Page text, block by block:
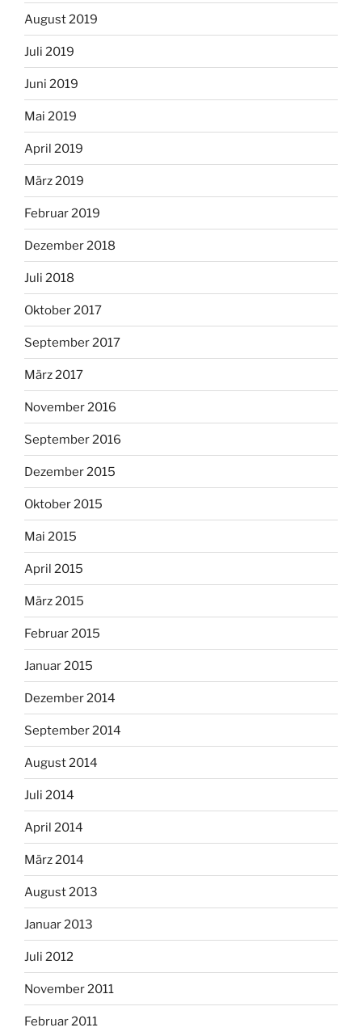
August 2019
Juli 2019
Juni 2019
Mai 2019
April 2019
März 2019
Februar 2019
Dezember 2018
Juli 2018
Oktober 2017
September 2017
März 2017
November 2016
September 2016
Dezember 2015
Oktober 2015
Mai 2015
April 2015
März 2015
Februar 2015
Januar 2015
Dezember 2014
September 2014
August 2014
Juli 2014
April 2014
März 2014
August 2013
Januar 2013
Juli 2012
November 2011
Februar 2011